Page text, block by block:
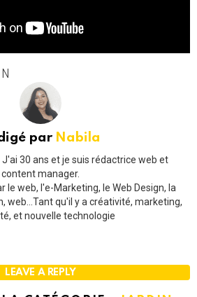
par Nabila
30 ans et je suis rédactrice web et
content manager.
le web, l'e-Marketing, le Web Design, la
web...Tant qu'il y a créativité, marketing,
et nouvelle technologie
LEAVE A REPLY